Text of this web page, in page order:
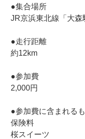
●集合場所
JR京浜東北線「大森
●走行距離
約12km
●参加費
2,000円
●参加費に含まれる
保険料
桜スイーツ